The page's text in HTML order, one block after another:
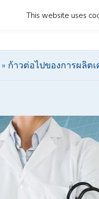
» ก้าวต่อไปของการผลิต
This website uses